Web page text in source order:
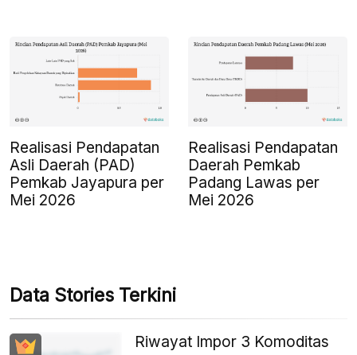
Realisasi Pendapatan
Asli Daerah (PAD)
Pemkab Jayapura per
Mei 2026
Realisasi Pendapatan
Daerah Pemkab
Padang Lawas per
Mei 2026
Data Stories Terkini
Riwayat Impor 3 Komoditas